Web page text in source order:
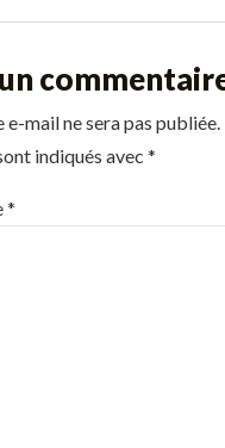
e-mail ne sera pas publiée.
indiqués avec *
*